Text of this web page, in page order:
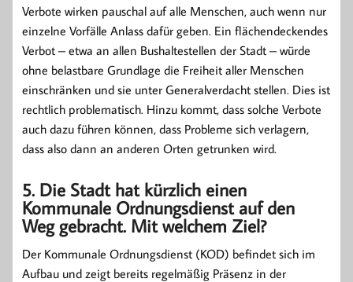
Verbote wirken pauschal auf alle Menschen, auch wenn nur
einzelne Vorfälle Anlass dafür geben. Ein flächendeckendes
Verbot – etwa an allen Bushaltestellen der Stadt – würde
ohne belastbare Grundlage die Freiheit aller Menschen
einschränken und sie unter Generalverdacht stellen. Dies ist
rechtlich problematisch. Hinzu kommt, dass solche Verbote
auch dazu führen können, dass Probleme sich verlagern,
dass also dann an anderen Orten getrunken wird.
5. Die Stadt hat kürzlich einen
Kommunale Ordnungsdienst auf den
Weg gebracht. Mit welchem Ziel?
Der Kommunale Ordnungsdienst (KOD) befindet sich im
Aufbau und zeigt bereits regelmäßig Präsenz in der